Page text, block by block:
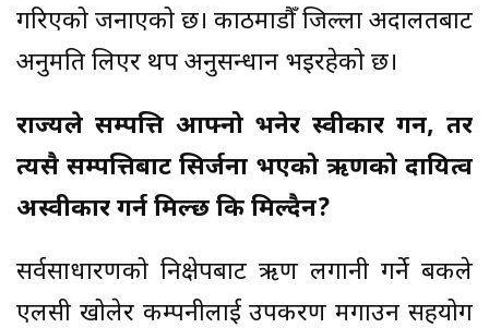
गरिएको जनाएको छ। काठमाडौँ जिल्ला अदालतबाट
अनुमति लिएर थप अनुसन्धान भइरहेको छ।
राज्यले सम्पत्ति आफ्नो भनेर स्वीकार गर्ने, तर
त्यसै सम्पत्तिबाट सिर्जना भएको ऋणको दायित्व
अस्वीकार गर्न मिल्छ कि मिल्दैन?
सर्वसाधारणको निक्षेपबाट ऋण लगानी गर्ने बैंकले
एलसी खोलेर कम्पनीलाई उपकरण मगाउन सहयोग